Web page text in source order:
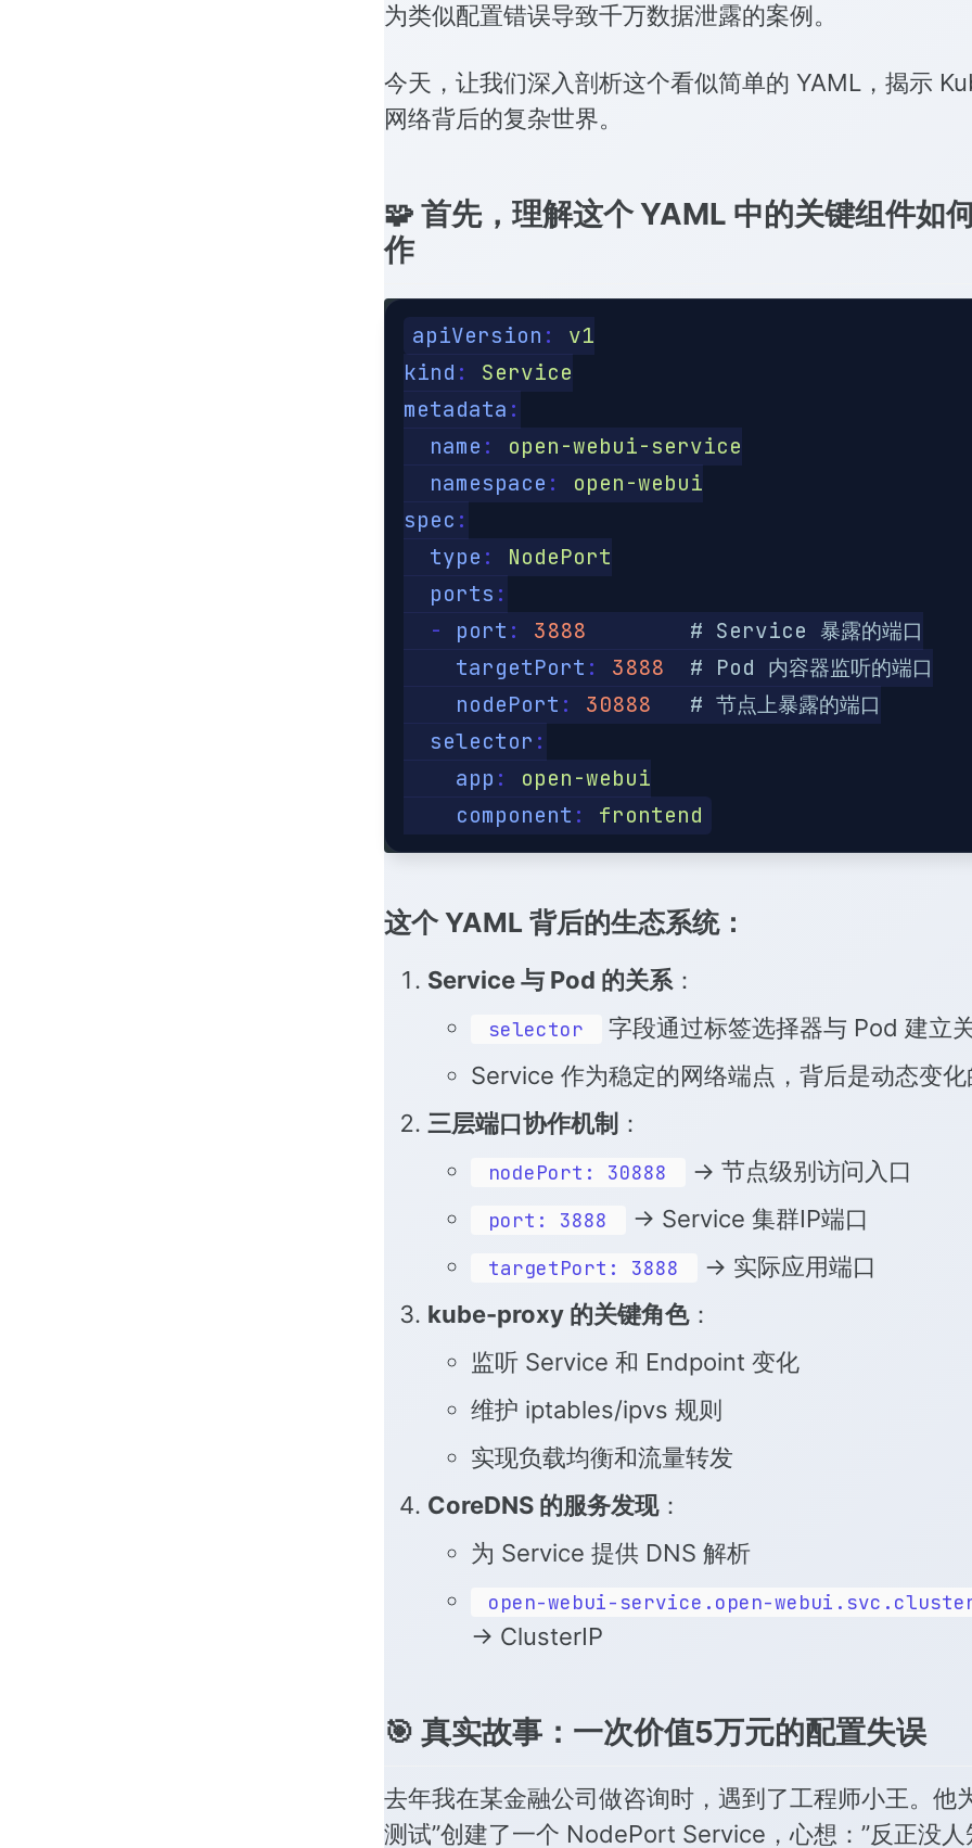
为类似配置错误导致千万数据泄露的案例。
今天，让我们深入剖析这个看似简单的 YAML，揭示
网络背后的复杂世界。
🧩 首先，理解这个 YAML 中的关键组件如
作
apiVersion :
v1
kind :
Service
metadata :
name :
open-webui-service
namespace :
open-webui
spec :
type :
NodePort
ports :
-
port : 3888
# Service 暴露的端口
targetPort : 3888
# Pod 内容器监听的端口
nodePort : 30888
# 节点上暴露的端口
selector :
app :
open-webui
component : frontend
这个 YAML 背后的生态系统：
Service 与 Pod 的关系 ：
selector
字段通过标签选择器与 Pod 建立
Service 作为稳定的网络端点，背后是动态变
三层端口协作机制 ：
nodePort: 30888 → 节点级别访问入口
port: 3888 → Service 集群IP端口
targetPort: 3888
→ 实际应用端口
kube-proxy 的关键角色：
监听 Service 和 Endpoint 变化
维护 iptables/ipvs 规则
实现负载均衡和流量转发
CoreDNS 的服务发现：
为 Service 提供 DNS 解析
open-webui-service.open-
→ ClusterIP
🎯 真实故事：一次价值5万元的配置失误
去年我在某金融公司做咨询时，遇到了工程师小王。他
测试”创建了一个 NodePort Service，心想：”反正没人